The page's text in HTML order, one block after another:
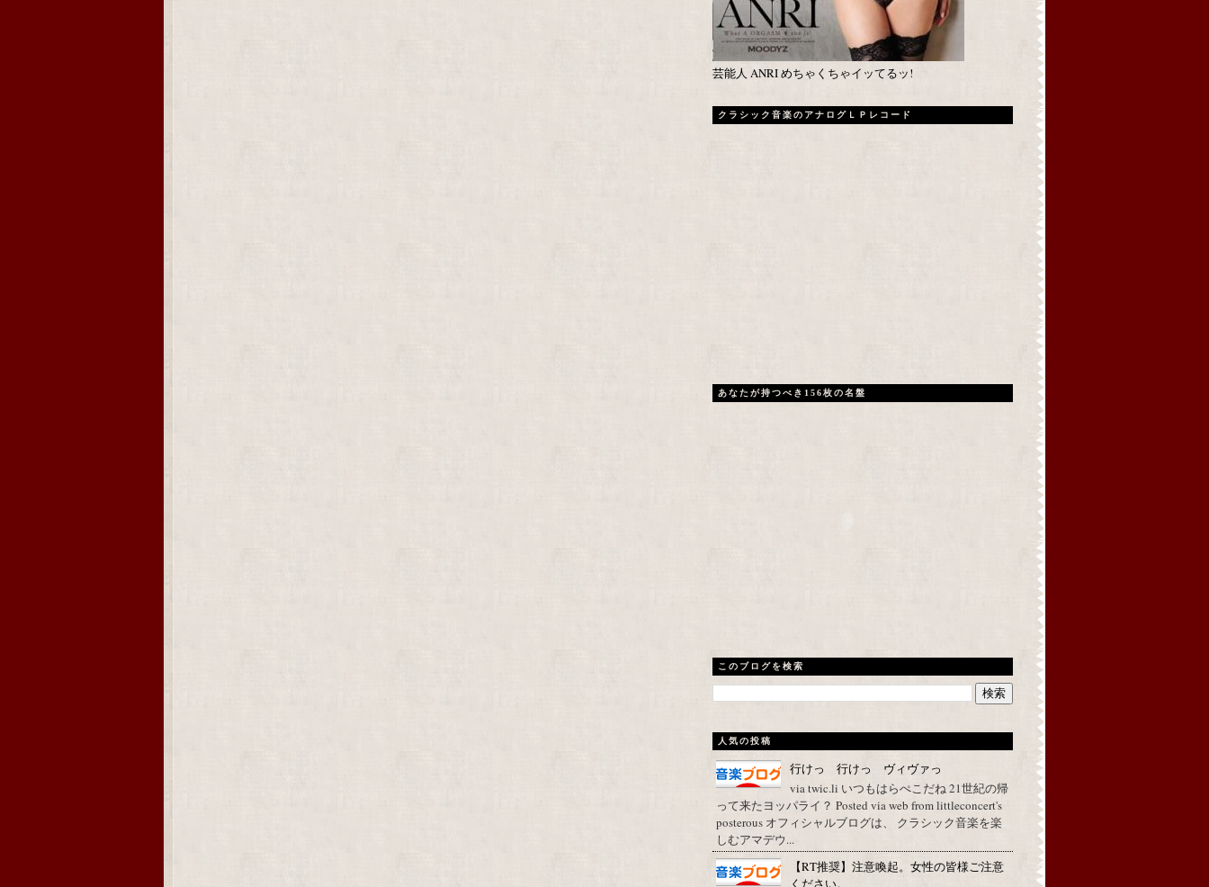
芸能人 ANRI めちゃくちゃイッてるッ!
クラシック音楽のアナログＬＰレコード
あなたが持つべき156枚の名盤
このブログを検索
人気の投稿
行けっ 行けっ ヴィヴァっ
via twic.li いつもはらぺこだね 21世紀の帰
って来たヨッパライ？ Posted via web from littleconcert's
posterous オフィシャルブログは、 クラシック音楽を楽
しむアマデウ...
【RT推奨】注意喚起。女性の皆様ご注意
ください。